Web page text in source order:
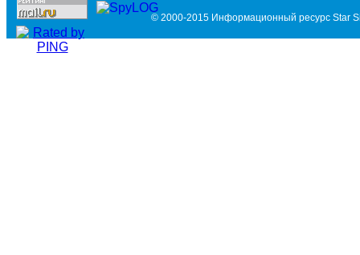
© 2000-2015 Информационный ресурс Star